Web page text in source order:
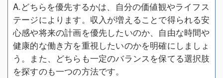
A.どちらを優先するかは、自分の価値観やライフス
テージによります。収入が増えることで得られる安
心感や将来の計画を優先したいのか、自由な時間や
健康的な働き方を重視したいのかを明確にしましょ
う。また、どちらも一定のバランスを保てる選択肢
を探すのも一つの方法です。